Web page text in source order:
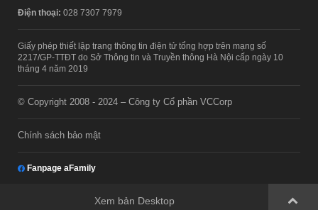
Điện thoại: 028 7307 7979
Giấy phép thiết lập trang thông tin điện tử tổng hợp trên mạng số
2217/GP-TTĐT do Sở Thông tin và Truyền thông Hà Nội cấp ngày 10
tháng 4 năm 2019
© Copyright 2008 - 2024 – Công ty Cổ phần VCCorp
Chính sách bảo mật
Fanpage aFamily
Xem bản Desktop